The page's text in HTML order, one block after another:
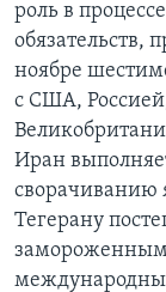
роль в
обязательств,
ноябре
с США,
Иран
сворачиванию
Тегерану
замороженным